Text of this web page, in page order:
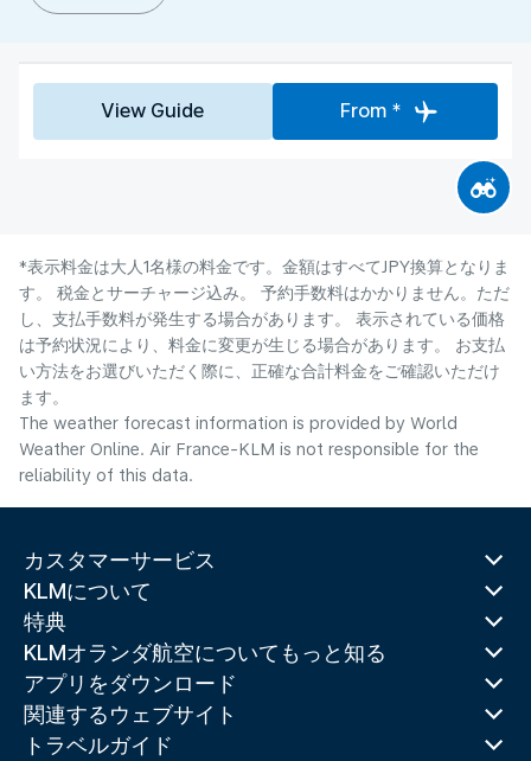
View Guide From *
*表示料金は大人1名様の料金です。金額はすべてJPY換算となりま
す。 税金とサーチャージ込み。 予約手数料はかかりません。ただ
し、支払手数料が発生する場合があります。 表示されている価格
は予約状況により、料金に変更が生じる場合があります。 お支払
い方法をお選びいただく際に、正確な合計料金をご確認いただけ
ます。
The weather forecast information is provided by World
Weather Online. Air France-KLM is not responsible for the
reliability of this data.
カスタマーサービス
KLMについて
特典
KLMオランダ航空についてもっと知る
アプリをダウンロード
関連するウェブサイト
トラベルガイド